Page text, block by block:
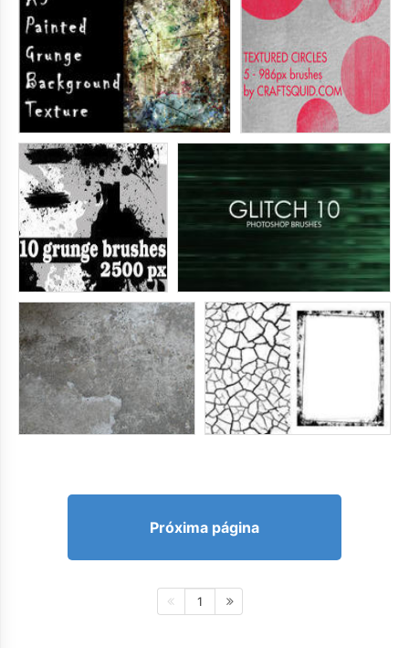
Próxima página
1